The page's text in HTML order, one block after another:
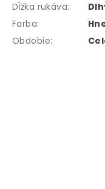
Dĺžka rukáva:
Farba:
Obdobie: